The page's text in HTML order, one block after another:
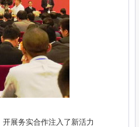
展务实合作注入了新活力